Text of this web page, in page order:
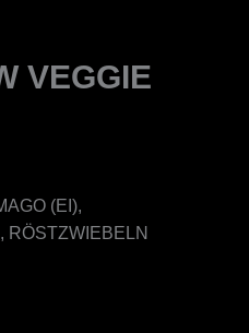
VEGGIE
(EI),
RÖSTZWIEBELN